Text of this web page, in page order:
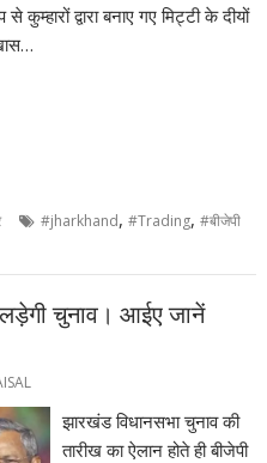
द्वारा बनाए गए मिट्टी के दीयों
#jharkhand,#Trading,#बीजेपी
चुनाव। आईए जानें
झारखंड विधानसभा चुनाव की
तारीख का ऐलान होते ही बीजेपी